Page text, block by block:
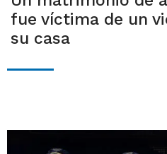
fue víctima de un
su casa